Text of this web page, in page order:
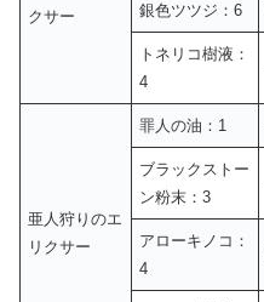
クサー
銀色ツツジ：6
トネリコ樹液：
4
亜人狩りのエ
リクサー
罪人の油：1
ブラックストー
ン粉末：3
アローキノコ：
4